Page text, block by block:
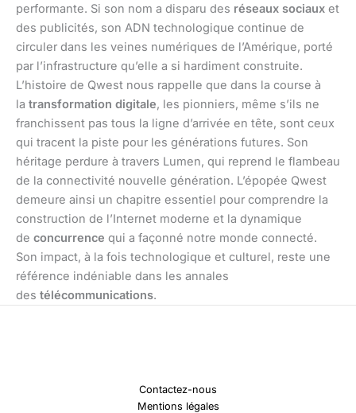
performante. Si son nom a disparu des réseaux sociaux et
des publicités, son ADN technologique continue de
circuler dans les veines numériques de l’Amérique, porté
par l’infrastructure qu’elle a si hardiment construite.
L’histoire de Qwest nous rappelle que dans la course à
la transformation digitale, les pionniers, même s’ils ne
franchissent pas tous la ligne d’arrivée en tête, sont ceux
qui tracent la piste pour les générations futures. Son
héritage perdure à travers Lumen, qui reprend le flambeau
de la connectivité nouvelle génération. L’épopée Qwest
demeure ainsi un chapitre essentiel pour comprendre la
construction de l’Internet moderne et la dynamique
de concurrence qui a façonné notre monde connecté.
Son impact, à la fois technologique et culturel, reste une
référence indéniable dans les annales
des télécommunications.
Contactez-nous
Mentions légales